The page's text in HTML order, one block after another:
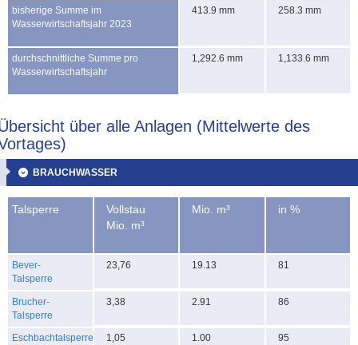
bisherige Summe im
Wasserwirtschaftsjahr 2023
413.9 mm 258.3 mm
durchschnittliche Summe pro
Wasserwirtschaftsjahr
1,292.6 mm 1,133.6 mm
über alle Anlagen (Mittelwerte des
BRAUCHWASSER
Talsperre
Vollstau
Mio. m³
Mio. m³ in %
Bever-
Talsperre
23,76 19.13 81
Brucher-
Talsperre
3,38 2.91 86
Eschbachtalsperre 1,05 1.00 95